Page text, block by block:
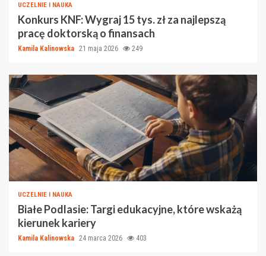
UCZELNIE I NAUKA
Konkurs KNF: Wygraj 15 tys. zł za najlepszą
pracę doktorską o finansach
Kamila Kalinowska 21 maja 2026 249
UCZELNIE I NAUKA
Białe Podlasie: Targi edukacyjne, które wskażą
kierunek kariery
Kamila Kalinowska 24 marca 2026 403